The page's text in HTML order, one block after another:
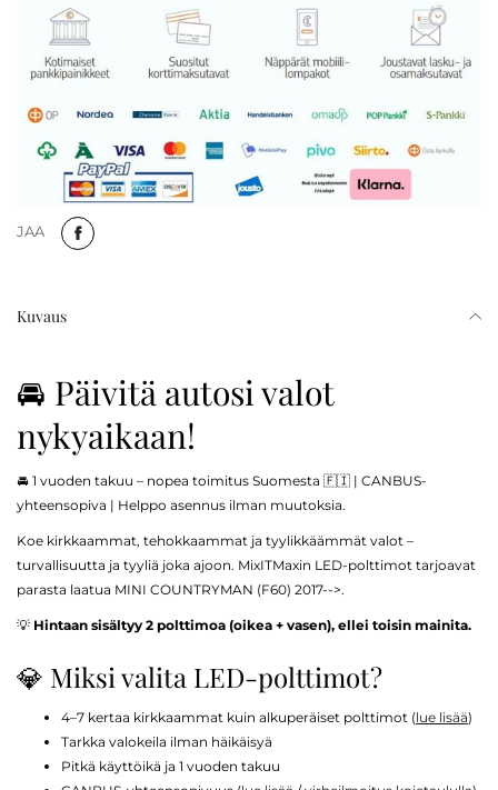
JAA
Kuvaus
🚘 Päivitä autosi valot
nykyaikaan!
🚘 1 vuoden takuu – nopea toimitus Suomesta 🇫🇮 | CANBUS-
yhteensopiva | Helppo asennus ilman muutoksia.
Koe kirkkaammat, tehokkaammat ja tyylikkäämmät valot –
turvallisuutta ja tyyliä joka ajoon. MixITMaxin LED-polttimot tarjoavat
parasta laatua MINI COUNTRYMAN (F60) 2017-->.
💡 Hintaan sisältyy 2 polttimoa (oikea + vasen), ellei toisin mainita.
💎 Miksi valita LED-polttimot?
4–7 kertaa kirkkaammat kuin alkuperäiset polttimot (lue lisää)
Tarkka valokeila ilman häikäisyä
Pitkä käyttöikä ja 1 vuoden takuu